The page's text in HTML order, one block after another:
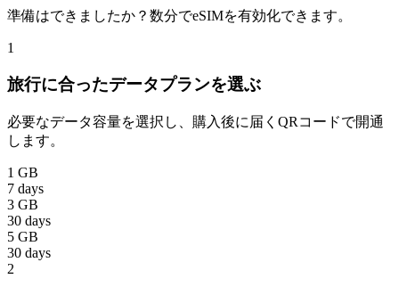
準備はできましたか？数分でeSIMを有効化できます。
1
旅行に合ったデータプランを選ぶ
必要なデータ容量を選択し、購入後に届くQRコードで開通
します。
1 GB
7 days
3 GB
30 days
5 GB
30 days
2